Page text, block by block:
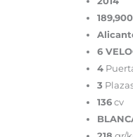
189,900
6
4
3
136cv